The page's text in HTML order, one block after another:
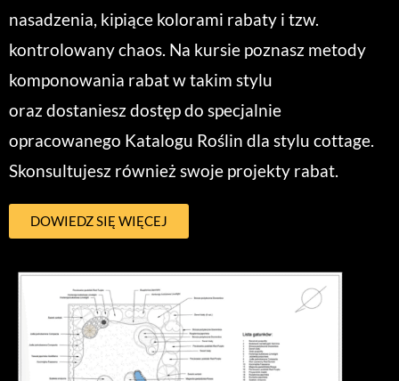
nasadzenia, kipiące kolorami rabaty i tzw.
kontrolowany chaos. Na kursie poznasz metody
komponowania rabat w takim stylu
oraz dostaniesz dostęp do specjalnie
opracowanego Katalogu Roślin dla stylu cottage.
Skonsultujesz również swoje projekty rabat.
DOWIEDZ SIĘ WIĘCEJ